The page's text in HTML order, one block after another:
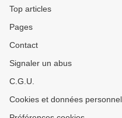
Top articles
Pages
Contact
Signaler un abus
C.G.U.
Cookies et données